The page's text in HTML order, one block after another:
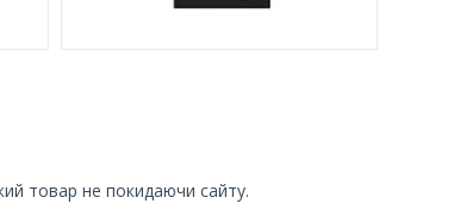
товар не покидаючи сайту.